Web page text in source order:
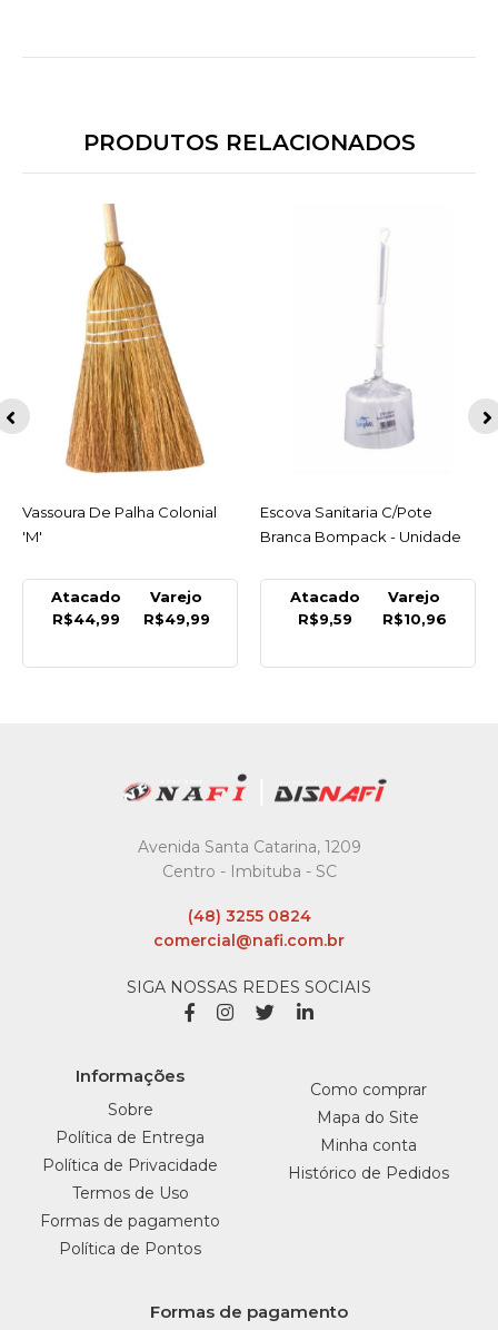
PRODUTOS RELACIONADOS
ACESSAR
Escova Sanitaria C/Pote
Branca Bompack - Unidade
Atacado
R$9,59
Varejo
R$10,96
ACESSAR
Pa De Lixo Dobravel C/Cabo
Bompack - Unidade
Atacado
R$12,99
Varejo
R$14,99
Avenida Santa Catarina, 1209
Centro - Imbituba - SC
(48) 3255 0824
comercial@nafi.com.br
SIGA NOSSAS REDES SOCIAIS
Informações
Sobre
Política de Entrega
Política de Privacidade
Termos de Uso
Formas de pagamento
Política de Pontos
Como comprar
Mapa do Site
Minha conta
Histórico de Pedidos
Formas de pagamento